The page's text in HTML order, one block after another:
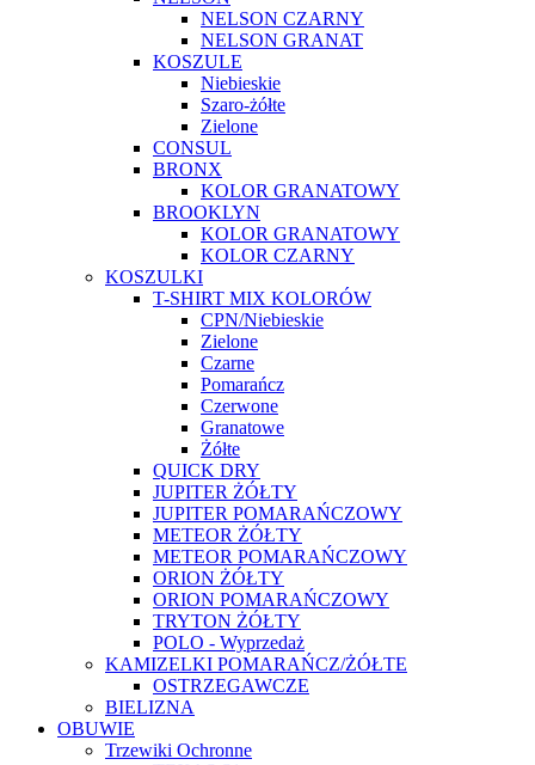
NELSON CZARNY
NELSON GRANAT
KOSZULE
Niebieskie
Szaro-żółte
Zielone
CONSUL
BRONX
KOLOR GRANATOWY
BROOKLYN
KOLOR GRANATOWY
KOLOR CZARNY
KOSZULKI
T-SHIRT MIX KOLORÓW
CPN/Niebieskie
Zielone
Czarne
Pomarańcz
Czerwone
Granatowe
Żółte
QUICK DRY
JUPITER ŻÓŁTY
JUPITER POMARAŃCZOWY
METEOR ŻÓŁTY
METEOR POMARAŃCZOWY
ORION ŻÓŁTY
ORION POMARAŃCZOWY
TRYTON ŻÓŁTY
POLO - Wyprzedaż
KAMIZELKI POMARAŃCZ/ŻÓŁTE
OSTRZEGAWCZE
BIELIZNA
OBUWIE
Trzewiki Ochronne